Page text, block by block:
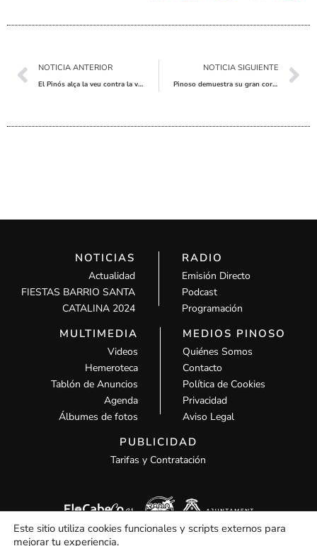
AntNOTICIA ANTERIOR
El Pinós alça la veu contra la violència de gènere
NOTICIA SIGUIENTE
Pinoso demuestra su gran corazón en la Cena Solidaria Anual contra el Cáncer
NOTICIAS
Actualidad
FIESTAS BARRIO SANTA
CATALINA 2024
RADIO
Emisión Directo
Podcast
Programación
MULTIMEDIA
Videos
Hemeroteca
Tablón de Anuncios
Agenda
Álbumes de fotos
MEDIOS PINOSO
Quiénes Somos
Contacto
Política de Cookies
Privacidad
Aviso Legal
PUBLICIDAD
Tarifas y Contratación
Este sitio utiliza cookies funcionales y scripts externos para
mejorar tu experiencia.